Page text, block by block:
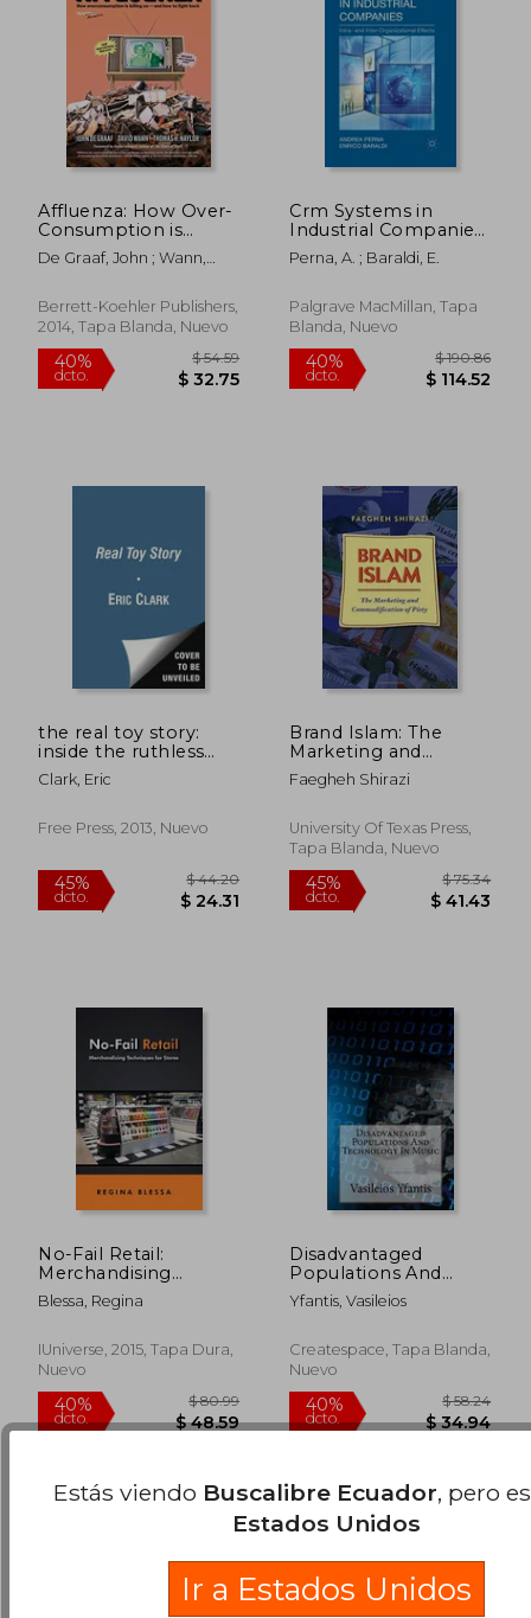
dcto. $ 39.82 dcto.
dcto.
$ 50.46 40%
dcto.
Affluenza: How Over-
Consumption is
Killing us - and how
to Fight Back (en
De Graaf, John ; Wann,
Berrett-Koehler Publishers,
2014, Tapa Blanda, Nuevo
40%
dcto. $ 32.75
Crm Systems in
Industrial Companies:
Intra- And Inter-
Organizational
Perna, A. ; Baraldi, E.
Palgrave MacMillan, Tapa
Blanda, Nuevo
40%
dcto. $
the real toy story:
inside the ruthless
battle for america's
youngest (en Inglés)
Clark, Eric
Free Press, 2013, Nuevo
Brand Islam: The
Marketing and
Commodification of
Piety
Faegheh Shirazi
University Of Texas Press,
Tapa Blanda, Nuevo
No-Fail Retail:
Merchandising
Techniques for Stores
(en Inglés)
Blessa, Regina
IUniverse, 2015, Tapa Dura,
Nuevo
Disadvantaged
Populations And
Technology In Music
(en Inglés)
Yfantis, Vasileios
Createspace, Tapa Blanda,
Nuevo
Estás viendo Buscalibre Ecuador, pero
Estados Unidos
Ir a Estados Unidos